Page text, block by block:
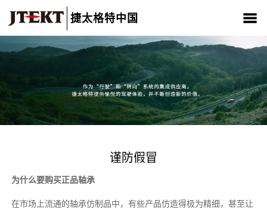
捷太格特中国
关于我们 产品介绍 新闻中心 CSR 人材招聘
联系我们
谨防假冒
为什么要购买正品轴承
在市场上流通的轴承仿制品中，有些产品仿造得极为精细，甚至让